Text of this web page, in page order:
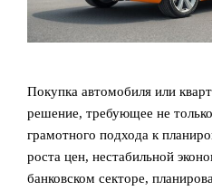
Покупка автомобиля или
решение, требующее не
грамотного подхода к
роста цен, нестабильной
банковском секторе,